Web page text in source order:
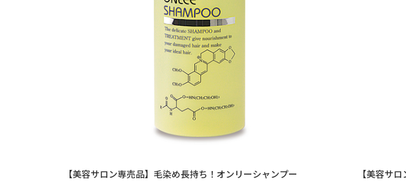
【美容サロン専売品】毛染め長持ち！オンリーシャンプー 【美容サ